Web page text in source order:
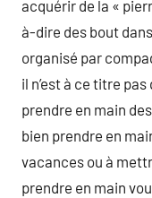
acquérir de la «
à-dire des bout
organisé par
il n’est à ce titre
prendre en main
bien prendre en
vacances ou à
prendre en main